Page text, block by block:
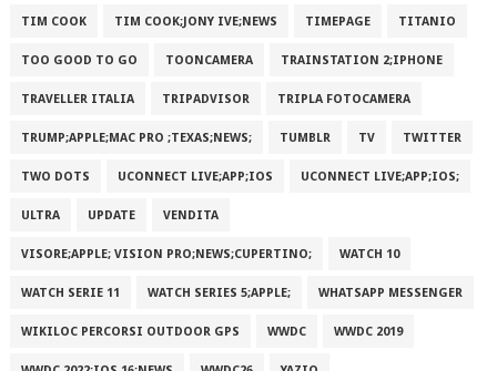
TIM COOK TIM COOK;JONY IVE;NEWS TIMEPAGE TITANIO
TOO GOOD TO GO TOONCAMERA TRAINSTATION 2;IPHONE
TRAVELLER ITALIA TRIPADVISOR TRIPLA FOTOCAMERA
TRUMP;APPLE;MAC PRO ;TEXAS;NEWS; TUMBLR TV TWITTER
TWO DOTS UCONNECT LIVE;APP;IOS UCONNECT LIVE;APP;IOS;
ULTRA UPDATE VENDITA
VISORE;APPLE; VISION PRO;NEWS;CUPERTINO; WATCH 10
WATCH SERIE 11 WATCH SERIES 5;APPLE; WHATSAPP MESSENGER
WIKILOC PERCORSI OUTDOOR GPS WWDC WWDC 2019